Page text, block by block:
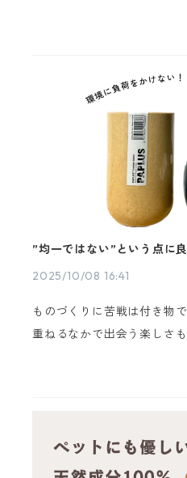
”均一ではない”という点に
2025/10/08 16:41
ものづくりに苦戦は付き物
重ねるなかで出会う楽しさ
（＾＾）そこで今回は